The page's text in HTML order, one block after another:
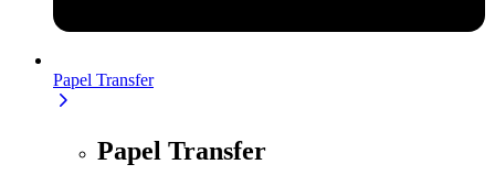
Papel Transfer
Papel Transfer